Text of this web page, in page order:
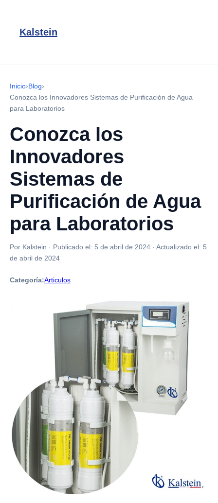
Kalstein
Inicio›Blog›
Conozca los Innovadores Sistemas de Purificación de Agua
para Laboratorios
Conozca los
Innovadores
Sistemas de
Purificación de Agua
para Laboratorios
Por Kalstein · Publicado el: 5 de abril de 2024 · Actualizado el: 5
de abril de 2024
Categoría:Articulos